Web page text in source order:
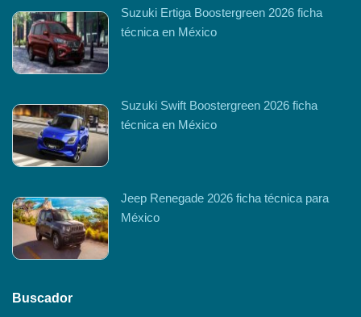
Suzuki Ertiga Boostergreen 2026 ficha
técnica en México
Suzuki Swift Boostergreen 2026 ficha
técnica en México
Jeep Renegade 2026 ficha técnica para
México
Buscador